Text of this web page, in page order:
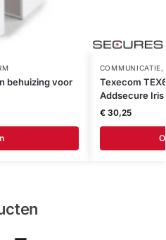
behuizing voor
COMMUNICATIE,
Texecom
Addsecure Iris
€30,25